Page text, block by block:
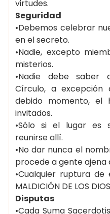
virtudes.
Seguridad
•Debemos celebrar
en el secreto.
•Nadie, excepto
misterios.
•Nadie debe saber
Círculo, a excepción
debido momento, el
invitados.
•Sólo si el lugar es
reunirse allí.
•No dar nunca el
procede a gente ajena
•Cualquier ruptura de
MALDICIÓN DE LOS
Disputas
•Cada Suma